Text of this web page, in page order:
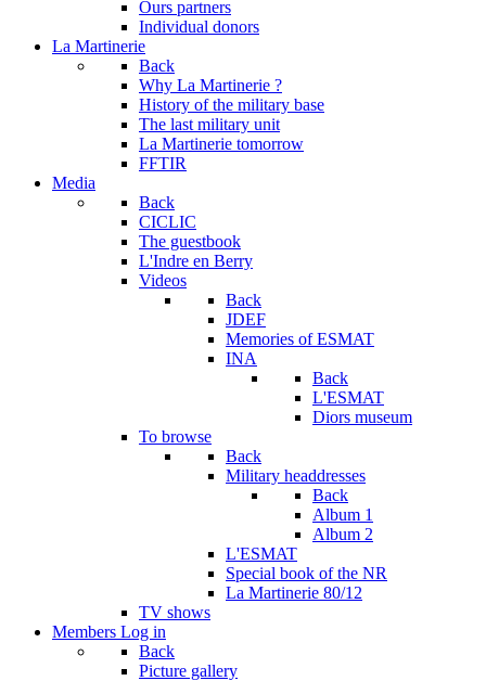
Ours partners
Individual donors
La Martinerie
Back
Why La Martinerie ?
History of the military base
The last military unit
La Martinerie tomorrow
FFTIR
Media
Back
CICLIC
The guestbook
L'Indre en Berry
Videos
Back
JDEF
Memories of ESMAT
INA
Back
L'ESMAT
Diors museum
To browse
Back
Military headdresses
Back
Album 1
Album 2
L'ESMAT
Special book of the NR
La Martinerie 80/12
TV shows
Members Log in
Back
Picture gallery